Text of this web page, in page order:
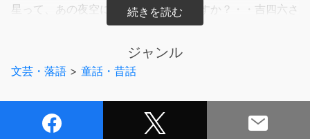
星って、あの夜空に浮かんでいる星ですか？・・吉四六さ
ん、いくらなんでも、それは無理ですよ・・』
ジャンル
文芸・落語 > 童話・昔話